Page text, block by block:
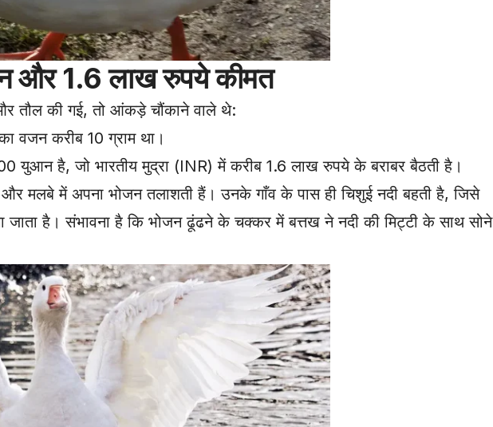
और 1.6 लाख रुपये कीमत
तौल की गई, तो आंकड़े चौंकाने वाले थे:
वजन करीब 10 ग्राम था।
युआन है, जो भारतीय मुद्रा (INR) में करीब 1.6 लाख रुपये के बराबर बैठती है।
मलबे में अपना भोजन तलाशती हैं। उनके गाँव के पास ही चिशुई नदी बहती है, जिसे
जाता है। संभावना है कि भोजन ढूंढने के चक्कर में बत्तख ने नदी की मिट्टी के साथ सोने